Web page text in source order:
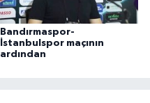
Bandırmaspor-
İstanbulspor maçının
ardından